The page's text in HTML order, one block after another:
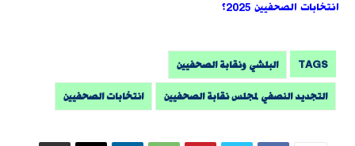
انتخابات الصحفيين 2025؟
TAGS البلشي ونقابة الصحفيين
التجديد النصفي لمجلس نقابة الصحفيين انتخابات الصحفيين